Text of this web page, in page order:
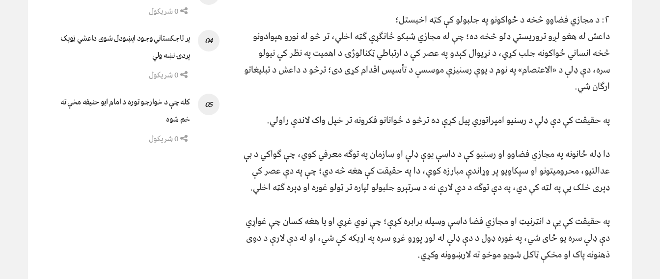
٢: د مجازي فضاوو څخه د ځواکونو په جلبولو کې کټه اخیستل؛
داعش له هغو لږو تروریستي ډلو څخه ده؛ چې له مجازي شبکو ځانګړې ګټه اخلي، تر څو له نورو هېوادونو
څخه انساني ځواکونه جلب کړي، د نړیوال کېدو په عصر کې د ارتباطي ټکنالوژۍ د اهمیت په نظر کې نیولو
سره، دې ډلې د «الاعتصام» په نوم د یوې رسنیزې موسسې د تأسیس اقدام کړی دی؛ ترڅو د داعش د تبلیغاتو
ارګان شي.
په حقیقت کې دې ډلې د رسنیو امپراتوري پیل کړې ده ترڅو د ځوانانو فکرونه تر خپل واک لاندې راولي.
دا ډله ځانونه په مجازي فضاوو او رسنیو کې د داسې یوې ډلې او سازمان په توګه معرفي کوي، چې ګواکي د بې
عدالتیو، محرومیتونو او سپکاویو پر وړاندې مبارزه کوي، دا په حقیقت کې هغه څه دي؛ چې په دې عصر کې
ډېری خلک یې په لټه کې دي، په دې توګه د دې لارې نه د سرتېرو جلبولو لپاره تر ټولو غوره او ډېره ګټه اخلي.
په حقیقت کې یې د انټرنیټ او مجازي فضا داسې وسیله برابره کړې؛ چې نوي غړي او یا هغه کسان چې غواړي
دې ډلې سره یو ځای شي، په غوره ډول د دې ډلې له لوړ پوړو غړو سره په اړیکه کې شي، او له دې لارې د دوی
ذهنونه پاک او مخکې ټاکل شویو موخو ته لارښوونه وکړي.
پر تاجکستاني وجود اېښودل شوی داعشي ټوپک
پردۍ نښه ولي
کله چې د خوارجو توره د امام ابو حنیفه مخې ته
خم شوه